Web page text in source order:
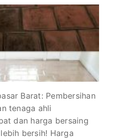
Barat: Pembersihan
tenaga ahli
dan harga bersaing
bersih! Harga